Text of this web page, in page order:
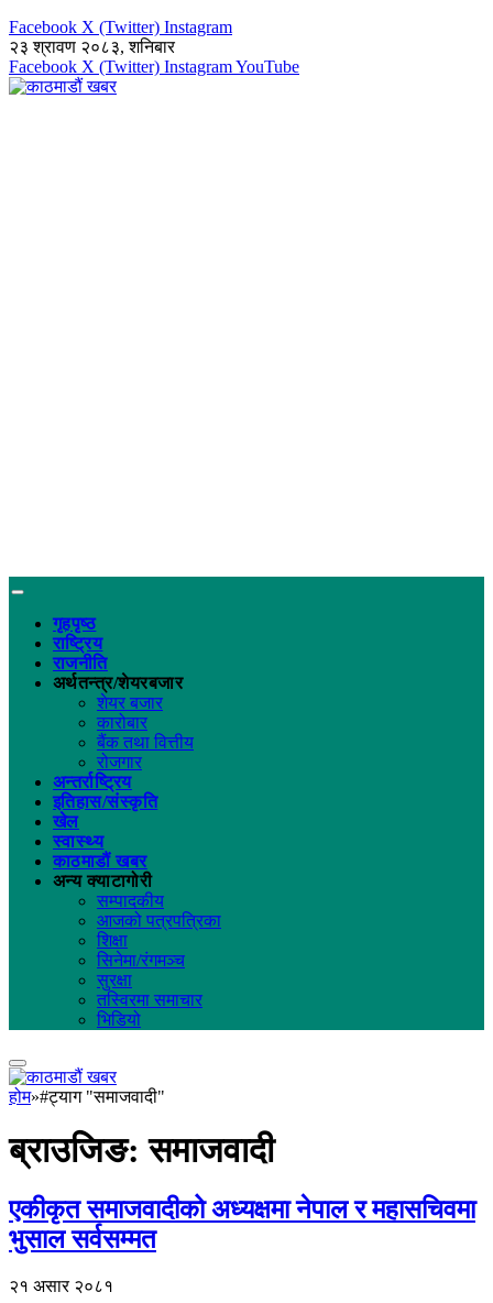
Facebook X (Twitter) Instagram
२३ श्रावण २०८३, शनिबार
Facebook X (Twitter) InstagramYouTube
गृहपृष्ठ
राष्ट्रिय
राजनीति
अर्थतन्त्र/शेयरबजार
शेयर बजार
कारोबार
बैंक तथा वित्तीय
रोजगार
अन्तर्राष्ट्रिय
इतिहास/संस्कृति
खेल
स्वास्थ्य
काठमाडौं खबर
अन्य क्याटागोरी
सम्पादकीय
आजको पत्रपत्रिका
शिक्षा
सिनेमा/रंगमञ्च
सुरक्षा
तस्विरमा समाचार
भिडियो
होम»#ट्याग "समाजवादी"
ब्राउजिङ:समाजवादी
एकीकृत समाजवादीको अध्यक्षमा नेपाल र महासचिवमा
भुसाल सर्वसम्मत
२१ असार २०८१